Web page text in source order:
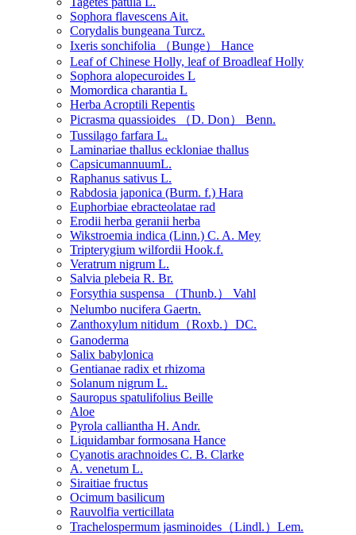
Sophora flavescens Ait.
Corydalis bungeana Turcz.
Ixeris sonchifolia （Bunge） Hance
Leaf of Chinese Holly, leaf of Broadleaf Holly
Sophora alopecuroides L
Momordica charantia L
Herba Acroptili Repentis
Picrasma quassioides （D. Don） Benn.
Tussilago farfara L.
Laminariae thallus eckloniae thallus
CapsicumannuumL.
Raphanus sativus L.
Rabdosia japonica (Burm. f.) Hara
Euphorbiae ebracteolatae rad
Erodii herba geranii herba
Wikstroemia indica (Linn.) C. A. Mey
Tripterygium wilfordii Hook.f.
Veratrum nigrum L.
Salvia plebeia R. Br.
Forsythia suspensa （Thunb.） Vahl
Nelumbo nucifera Gaertn.
Zanthoxylum nitidum（Roxb.）DC.
Ganoderma
Salix babylonica
Gentianae radix et rhizoma
Solanum nigrum L.
Sauropus spatulifolius Beille
Aloe
Pyrola calliantha H. Andr.
Liquidambar formosana Hance
Cyanotis arachnoides C. B. Clarke
A. venetum L.
Siraitiae fructus
Ocimum basilicum
Rauvolfia verticillata
Trachelospermum jasminoides（Lindl.）Lem.